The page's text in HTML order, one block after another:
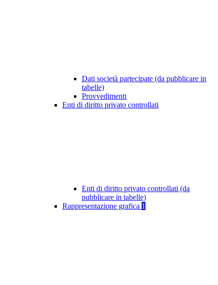
Dati società partecipate (da pubblicare in
tabelle)
Provvedimenti
Enti di diritto privato controllati
Enti di diritto privato controllati (da
pubblicare in tabelle)
Rappresentazione grafica 1